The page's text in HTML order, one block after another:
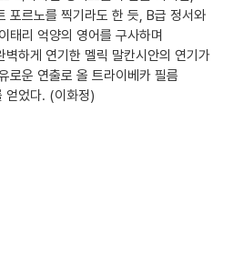
포르노를 찍기라도 한 듯, B급 정서와
태리 억양의 영어를 구사하며
벽하게 연기한 멜릭 말칸시안의 연기가
로운 연출로 올 트라이베카 필름
얻었다. (이화정)